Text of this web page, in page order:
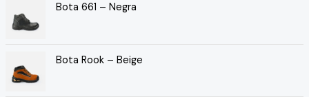
Bota 661 – Negra
Bota Rook – Beige